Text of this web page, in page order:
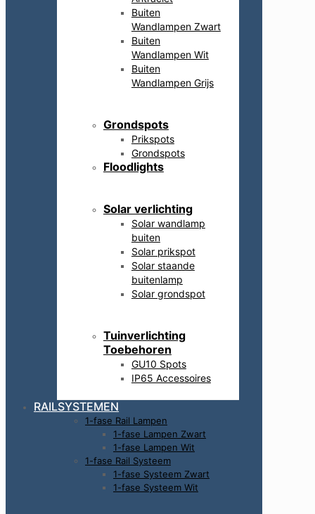
Buiten
Wandlampen Zwart
Buiten
Wandlampen Wit
Buiten
Wandlampen Grijs
Grondspots
Prikspots
Grondspots
Floodlights
Solar verlichting
Solar wandlamp
buiten
Solar prikspot
Solar staande
buitenlamp
Solar grondspot
Tuinverlichting
Toebehoren
GU10 Spots
IP65 Accessoires
RAILSYSTEMEN
1-fase Rail Lampen
1-fase Lampen Zwart
1-fase Lampen Wit
1-fase Rail Systeem
1-fase Systeem Zwart
1-fase Systeem Wit